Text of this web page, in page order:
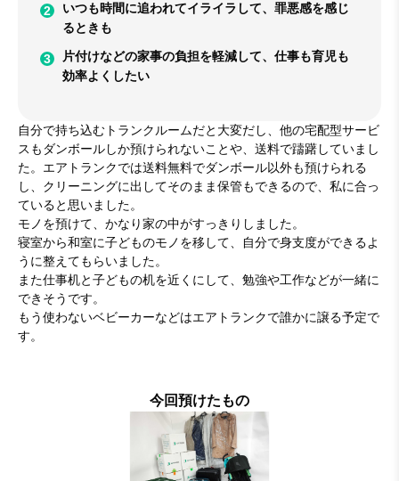
いつも時間に追われてイライラして、罪悪感を感じ
るときも
片付けなどの家事の負担を軽減して、仕事も育児も
効率よくしたい
自分で持ち込むトランクルームだと大変だし、他の宅配型サービ
スもダンボールしか預けられないことや、送料で躊躇していまし
た。エアトランクでは送料無料でダンボール以外も預けられる
し、クリーニングに出してそのまま保管もできるので、私に合っ
ていると思いました。
モノを預けて、かなり家の中がすっきりしました。
寝室から和室に子どものモノを移して、自分で身支度ができるよ
うに整えてもらいました。
また仕事机と子どもの机を近くにして、勉強や工作などが一緒に
できそうです。
もう使わないベビーカーなどはエアトランクで誰かに譲る予定で
す。
今回預けたもの